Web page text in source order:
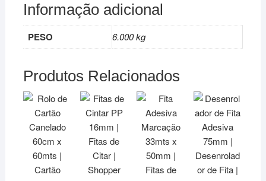
Informação adicional
PESO 6.000 kg
Produtos Relacionados